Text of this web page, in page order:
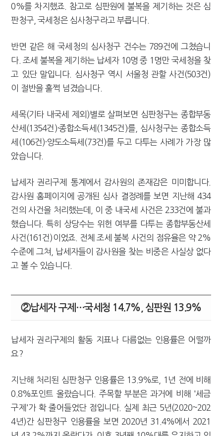
0%를 차지했죠. 참고로 심판원에 불복을 제기하는 것은 심
판청구, 국세청은 심사청구라고 부릅니다.
반면 같은 해 국세청의 심사청구 건수는 789건에 그쳤습니
다. 조세 불복을 제기하는 납세자 10명 중 1명만 국세청을 찾
고 있단 말입니다. 심사청구 역시 서울청 관할 사건(503건)
이 절반을 훌쩍 넘겼습니다.
세목(기타 내국세 제외)별로 살펴보면 심판청구는 종합부동
산세(1354건)·종합소득세(1345건)를, 심사청구는 종합소득
세(106건)·양도소득세(73건)를 두고 다투는 사례가 가장 많
았습니다.
납세자 권리구제 통계에서 감사원의 존재감은 미미합니다.
감사원 홈페이지에 공개된 심사 결정례를 보면 지난해 434
건의 사건을 처리했는데, 이 중 내국세 사건은 233건에 불과
했습니다. 특히 상당수는 위헌 여부를 다투는 종합부동산세
사건(161건)이었죠. 전체 조세 불복 사건의 점유율은 약 2%
수준에 그쳐, 납세자들이 감사원을 찾는 비중은 사실상 없다
고 볼 수 있습니다.
②납세자 구제…국세청 14.7%, 심판원 13.9%
납세자 권리구제의 활동 지표나 다름없는 인용률은 어떨까
요?
지난해 처리된 심판청구 인용률은 13.9%로, 1년 전에 비해
0.8%포인트 올랐습니다. 주목할 부분은 과거에 비해 '세금
구제'가 확 줄어들었단 점입니다. 실제 최근 5년(2020~202
4년)간 심판청구 인용률을 보면 2020년 31.4%에서 2021